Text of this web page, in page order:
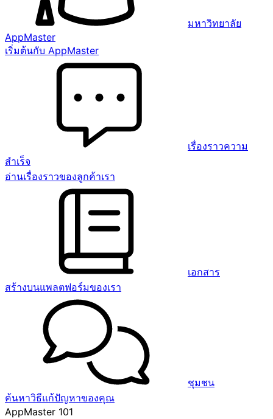
มหาวิทยาลัย
AppMaster
เริ่มต้นกับ AppMaster
เรื่องราวความ
สำเร็จ
อ่านเรื่องราวของลูกค้าเรา
เอกสาร
สร้างบนแพลตฟอร์มของเรา
ชุมชน
ค้นหาวิธีแก้ปัญหาของคุณ
AppMaster 101